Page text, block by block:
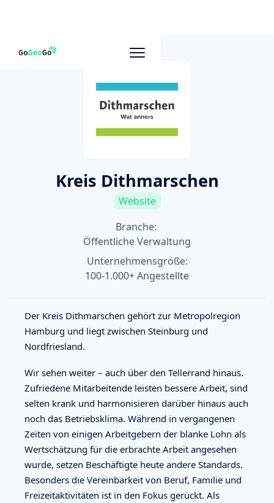
Zu anderen Unternehmen
Kreis Dithmarschen
Website
Branche:
Öffentliche Verwaltung
Unternehmensgröße:
100-1.000+ Angestellte
Der Kreis Dithmarschen gehört zur Metropolregion
Hamburg und liegt zwischen Steinburg und
Nordfriesland.
Wir sehen weiter – auch über den Tellerrand hinaus.
Zufriedene Mitarbeitende leisten bessere Arbeit, sind
selten krank und harmonisieren darüber hinaus auch
noch das Betriebsklima. Während in vergangenen
Zeiten von einigen Arbeitgebern der blanke Lohn als
Wertschätzung für die erbrachte Arbeit angesehen
wurde, setzen Beschäftigte heute andere Standards.
Besonders die Vereinbarkeit von Beruf, Familie und
Freizeitaktivitäten ist in den Fokus gerückt. Als